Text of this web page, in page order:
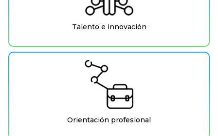
Talento e innovación
Orientación profesional